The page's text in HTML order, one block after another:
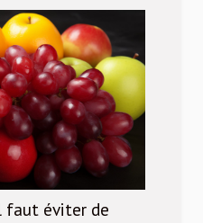
faut éviter de